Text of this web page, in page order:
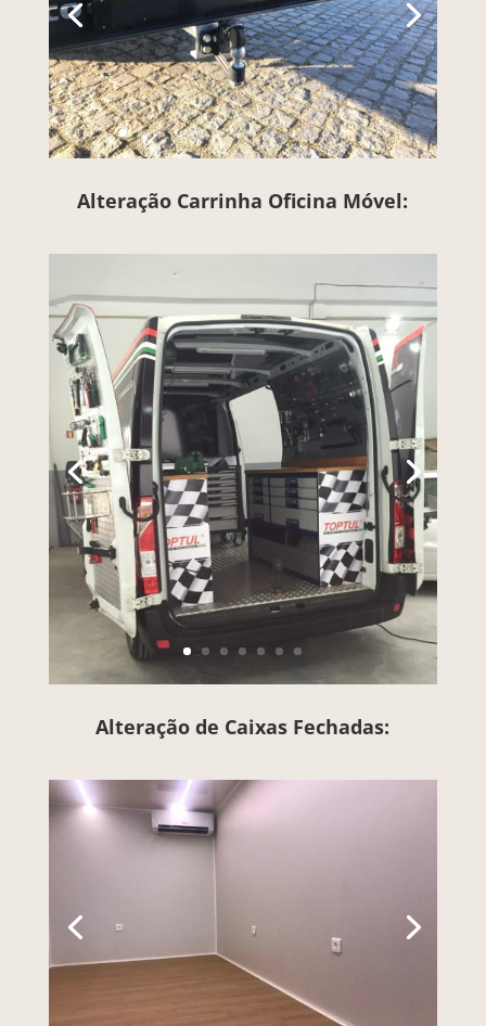
Alteração Carrinha Oficina Móvel:
Alteração de Caixas Fechadas: